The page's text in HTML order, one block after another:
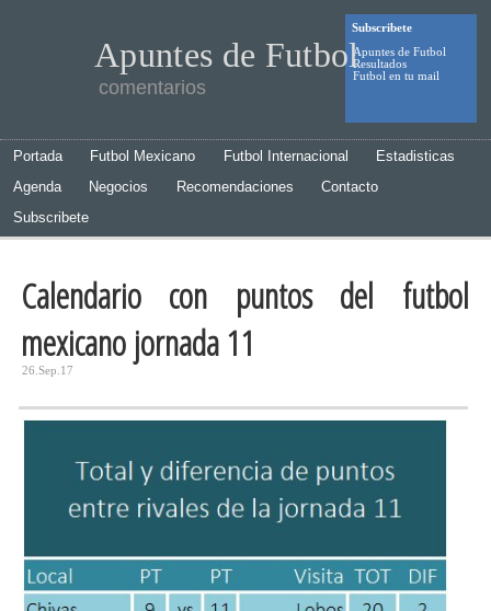
Subscribete
Apuntes de Futbol
Resultados
Futbol en tu mail
Apuntes de Futbol
comentarios
Portada Futbol Mexicano Futbol Internacional
Estadisticas
Agenda
Negocios Recomendaciones
Contacto
Subscribete
Calendario con puntos del futbol
mexicano jornada 11
26.Sep.17